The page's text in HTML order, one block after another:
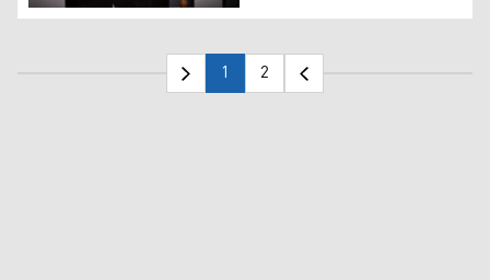
Kürt sanatçı ve eşi coronavirüse yakalandı
1 2